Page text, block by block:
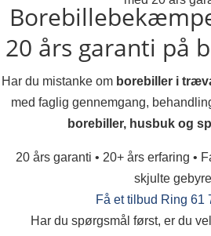
20 års garanti på
Har du mistanke om borebiller i
med faglig gennemgang,
borebiller, husbuk og
20 års garanti • 20+ års erfaring •
skjulte
Få et tilbud Ring 61
Har du spørgsmål først, er du